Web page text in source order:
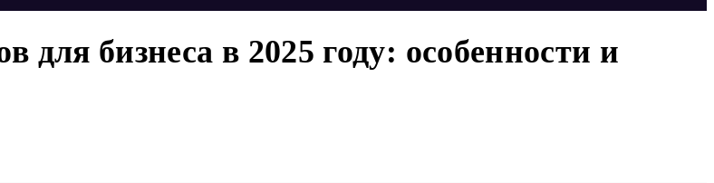
для бизнеса в 2025 году: особенности и